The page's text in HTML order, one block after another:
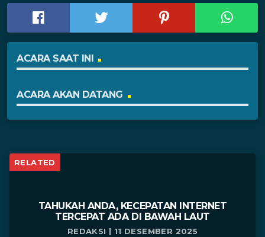
ACARA SAAT INI
ACARA AKAN DATANG
RELATED
TAHUKAH ANDA, KECEPATAN INTERNET
TERCEPAT ADA DI BAWAH LAUT
REDAKSI | 11 DESEMBER 2025